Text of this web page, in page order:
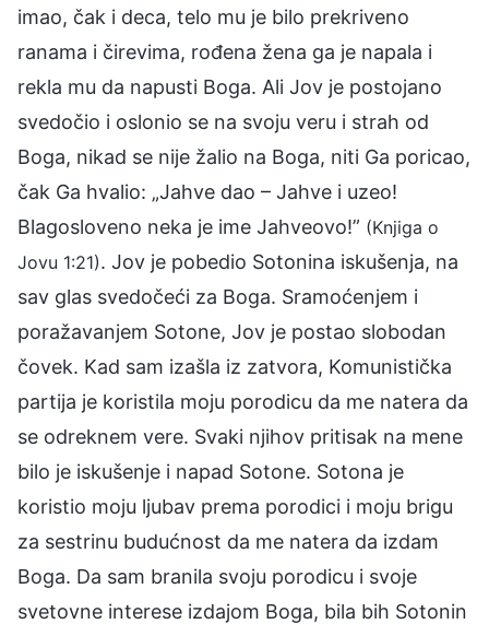
imao, čak i deca, telo mu je bilo prekriveno
ranama i čirevima, rođena žena ga je napala i
rekla mu da napusti Boga. Ali Jov je postojano
svedočio i oslonio se na svoju veru i strah od
Boga, nikad se nije žalio na Boga, niti Ga poricao,
čak Ga hvalio: „Jahve dao – Jahve i uzeo!
Blagosloveno neka je ime Jahveovo!” (Knjiga o
Jovu 1:21). Jov je pobedio Sotonina iskušenja, na
sav glas svedočeći za Boga. Sramoćenjem i
poražavanjem Sotone, Jov je postao slobodan
čovek. Kad sam izašla iz zatvora, Komunistička
partija je koristila moju porodicu da me natera da
se odreknem vere. Svaki njihov pritisak na mene
bilo je iskušenje i napad Sotone. Sotona je
koristio moju ljubav prema porodici i moju brigu
za sestrinu budućnost da me natera da izdam
Boga. Da sam branila svoju porodicu i svoje
svetovne interese izdajom Boga, bila bih Sotonin